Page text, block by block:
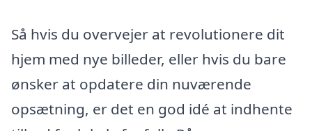
Så hvis du overvejer at revolutionere dit
hjem med nye billeder, eller hvis du bare
ønsker at opdatere din nuværende
opsætning, er det en god idé at indhente